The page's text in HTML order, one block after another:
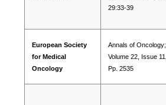
29:33-39
European Society
for Medical
Oncology
Annals of Oncology;
Volume 22, Issue 11,
Pp. 2535